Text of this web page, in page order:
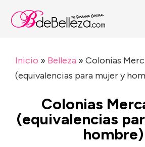
Inicio » Belleza » Colonias
(equivalencias para mujer y
Colonias
(equivalencias
hombre)